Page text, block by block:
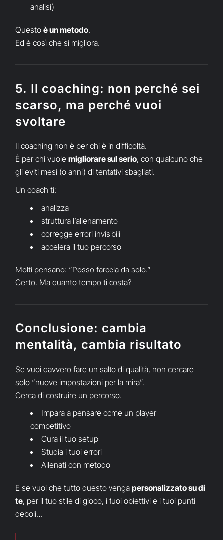
analisi)
Questoè un metodo.
Ed è così che si migliora.
5. Il coaching: non perché sei
scarso, ma perché vuoi
svoltare
Il coaching non è per chi è in difficoltà.
È per chi vuolemigliorare sul serio, con qualcuno che
gli eviti mesi (o anni) di tentativi sbagliati.
Un coach ti:
analizza
struttura l’allenamento
corregge errori invisibili
accelera il tuo percorso
Molti pensano: “Posso farcela da solo.”
Certo. Ma quanto tempo ti costa?
Conclusione: cambia
mentalità, cambia risultato
Se vuoi davvero fare un salto di qualità, non cercare
solo “nuove impostazioni per la mira”.
Cerca di costruire un percorso.
Impara a pensare come un player
competitivo
Cura il tuo setup
Studia i tuoi errori
Allenati con metodo
E se vuoi che tutto questo vengapersonalizzato su di
te, per il tuo stile di gioco, i tuoi obiettivi e i tuoi punti
deboli…